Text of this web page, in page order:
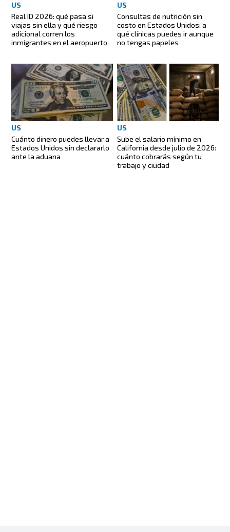
US
Real ID 2026: qué pasa si
viajas sin ella y qué riesgo
adicional corren los
inmigrantes en el aeropuerto
US
Consultas de nutrición sin
costo en Estados Unidos: a
qué clínicas puedes ir aunque
no tengas papeles
US
Cuánto dinero puedes llevar a
Estados Unidos sin declararlo
ante la aduana
US
Sube el salario mínimo en
California desde julio de 2026:
cuánto cobrarás según tu
trabajo y ciudad